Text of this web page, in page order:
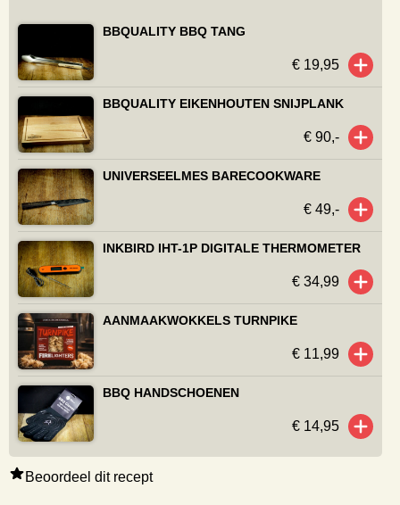
Beoordeel dit recept
BBQUALITY BBQ TANG
€ 19,95
BBQUALITY EIKENHOUTEN SNIJPLANK
€ 90,-
UNIVERSEELMES BARECOOKWARE
€ 49,-
INKBIRD IHT-1P DIGITALE THERMOMETER
€ 34,99
AANMAAKWOKKELS TURNPIKE
€ 11,99
BBQ HANDSCHOENEN
€ 14,95